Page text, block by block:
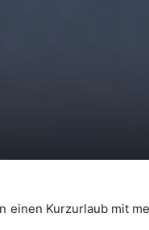
Kurzurlaub mit